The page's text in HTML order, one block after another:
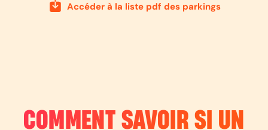
Accéder à la liste pdf des parkings
COMMENT SAVOIR SI UN